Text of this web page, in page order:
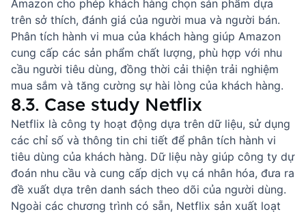
Amazon cho phép khách hàng chọn sản phẩm dựa
trên sở thích, đánh giá của người mua và người bán.
Phân tích hành vi mua của khách hàng giúp Amazon
cung cấp các sản phẩm chất lượng, phù hợp với nhu
cầu người tiêu dùng, đồng thời cải thiện trải nghiệm
mua sắm và tăng cường sự hài lòng của khách hàng.
8.3. Case study Netflix
Netflix là công ty hoạt động dựa trên dữ liệu, sử dụng
các chỉ số và thông tin chi tiết để phân tích hành vi
tiêu dùng của khách hàng. Dữ liệu này giúp công ty dự
đoán nhu cầu và cung cấp dịch vụ cá nhân hóa, đưa ra
đề xuất dựa trên danh sách theo dõi của người dùng.
Ngoài các chương trình có sẵn, Netflix sản xuất loạt